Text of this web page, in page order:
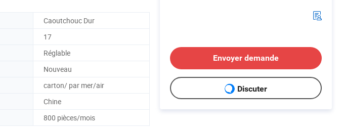
Caoutchouc Dur
17
Réglable
Nouveau
carton/ par mer/air
Chine
800 pièces/mois
Envoyer demande
Discuter